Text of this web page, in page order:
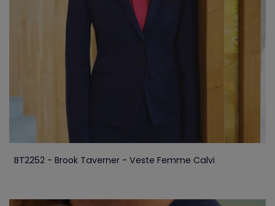
BT2252 - Brook Taverner - Veste Femme Calvi